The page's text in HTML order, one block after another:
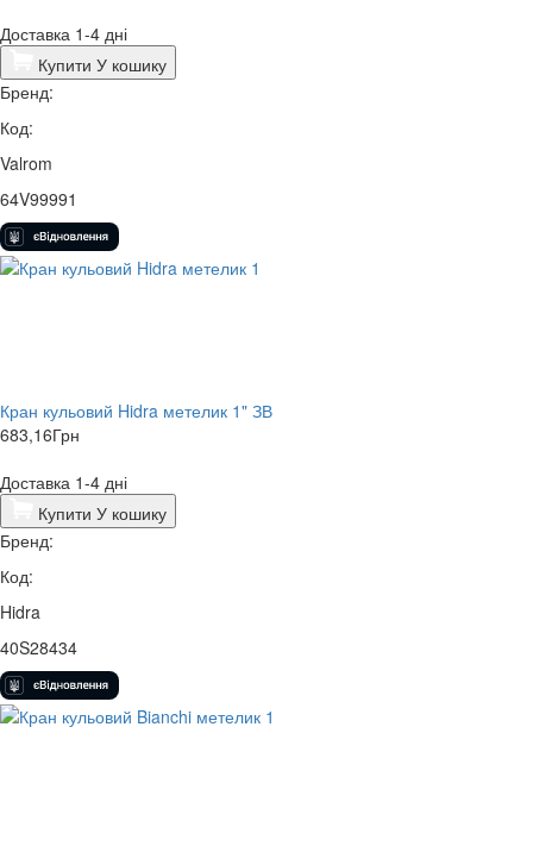
Доставка 1-4 дні
Купити У кошику
Бренд:
Код:
Valrom
64V99991
Кран кульовий Hidra метелик 1" ЗВ
683,16Грн
Доставка 1-4 дні
Купити У кошику
Бренд:
Код:
Hidra
40S28434